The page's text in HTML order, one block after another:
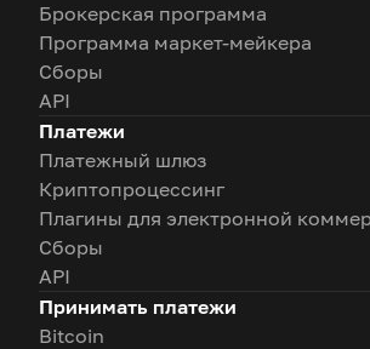
Брокерская программа
Программа маркет-мейкера
Сборы
API
Платежи
Платежный шлюз
Криптопроцессинг
Плагины для электронной
Сборы
API
Принимать платежи
Bitcoin